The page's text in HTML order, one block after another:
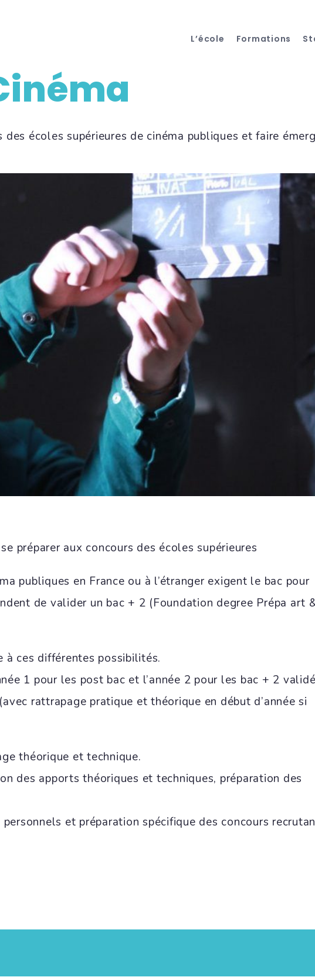
L’école Formations
des écoles supérieures de cinéma publiques et faire
préparer aux concours des écoles supérieures
publiques en France ou à l’étranger exigent le bac pour
de valider un bac + 2 (Foundation degree Prépa art
à ces différentes possibilités.
1 pour les post bac et l’année 2 pour les bac + 2
rattrapage pratique et théorique en début d’année si
théorique et technique.
des apports théoriques et techniques, préparation des
et préparation spécifique des concours